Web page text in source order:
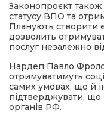
Законопроєкт
статусу ВПО та
Планують створити
дозволить
послуг незалежно
Нардеп Павло
отримуватимуть
самих умовах, що й
підтверджувати, що
органів РФ.